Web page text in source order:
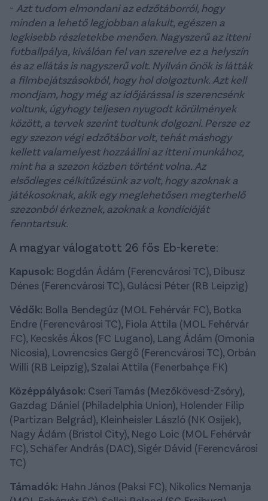
- Azt tudom elmondani az edzőtáborról, hogy
minden a lehető legjobban alakult, egészen a
legkisebb részletekbe menően. Nagyszerű az itteni
futballpálya, kiválóan fel van szerelve ez a helyszín
és az ellátás is nagyszerű volt. Nyilván önök is látták
a filmbejátszásokból, hogy hol dolgoztunk. Azt kell
mondjam, hogy még az időjárással is szerencsénk
voltunk, úgyhogy teljesen nyugodt körülmények
között, a tervek szerint tudtunk dolgozni. Persze ez
egy szezon végi edzőtábor volt, tehát máshogy
kellett valamelyest hozzáállni az itteni munkához,
mint ha a szezon közben történt volna. Az
elsődleges célkitűzésünk az volt, hogy azoknak a
játékosoknak, akik egy meglehetősen megterhelő
szezonból érkeznek, azoknak a kondícióját
fenntartsuk.
A magyar válogatott 26 fős Eb-kerete:
Kapusok: Bogdán Ádám (Ferencvárosi TC), Dibusz
Dénes (Ferencvárosi TC), Gulácsi Péter (RB Leipzig)
Védők: Bolla Bendegúz (MOL Fehérvár FC), Botka
Endre (Ferencvárosi TC), Fiola Attila (MOL Fehérvár
FC), Kecskés Ákos (FC Lugano), Lang Ádám (Omonia
Nicosia), Lovrencsics Gergő (Ferencvárosi TC), Orbán
Willi (RB Leipzig), Szalai Attila (Fenerbahçe FK)
Középpályások: Cseri Tamás (Mezőkövesd-Zsóry),
Gazdag Dániel (Philadelphia Union), Holender Filip
(Partizan Belgrád), Kleinheisler László (NK Osijek),
Nagy Ádám (Bristol City), Nego Loic (MOL Fehérvár
FC), Schäfer András (DAC), Sigér Dávid (Ferencvárosi
TC)
Támadók: Hahn János (Paksi FC), Nikolics Nemanja